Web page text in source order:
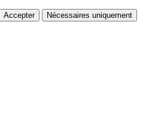
Accepter Nécessaires uniquement